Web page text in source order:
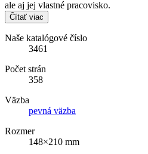
ale aj jej vlastné pracovisko.
Čítať viac
Naše katalógové číslo
3461
Počet strán
358
Väzba
pevná väzba
Rozmer
148×210 mm